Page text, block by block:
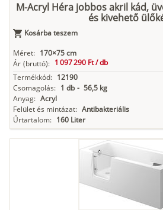
M-Acryl Héra jobbos akril kád,
és kivehető
Kosárba teszem
Méret: 170×75 cm
Ár (bruttó): 1 097 290 Ft /db
Termékkód: 12190
Csomagolás: 1 db - 56,5 kg
Anyag: Acryl
Felület és mintázat: Antibakteriális
Űrtartalom: 160 Liter